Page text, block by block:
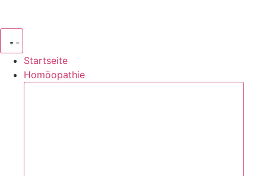
Startseite
Homöopathie